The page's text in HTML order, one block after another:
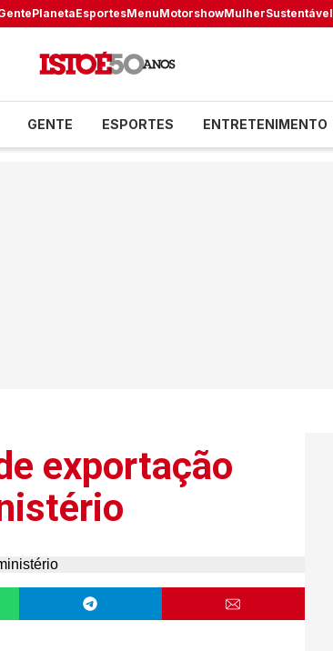
PlanetaEsportesMenuMotorshowMulherSustentável
GENTE ESPORTES ENTRETENIMENTO
exportação